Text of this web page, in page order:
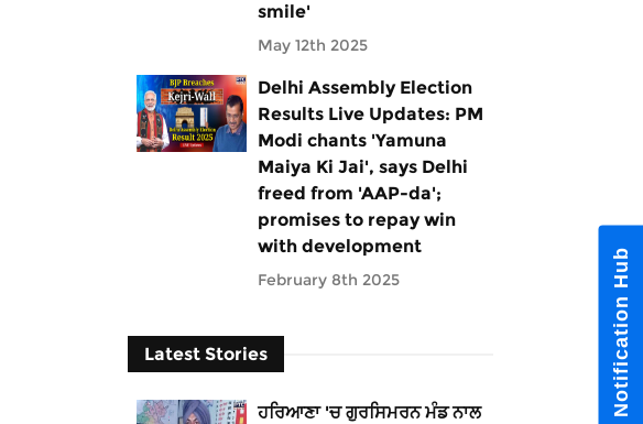
smile'
May 12th 2025
Delhi Assembly Election
Results Live Updates: PM
Modi chants 'Yamuna
Maiya Ki Jai', says Delhi
freed from 'AAP-da';
promises to repay win
with development
February 8th 2025
Latest Stories
ਹਰਿਆਣਾ 'ਚ ਗੁਰਸਿਮਰਨ ਮੰਡ ਨਾਲ
Notification Hub